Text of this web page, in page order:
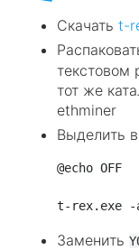
Скачать t-
текстовом
тот же
ethminer
Выделить
@echo OFF
Заменить